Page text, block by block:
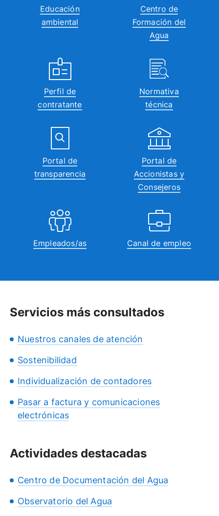
Educación
ambiental
Centro de
Formación del
Agua
Perfil de
contratante
Normativa
técnica
Portal de
transparencia
Portal de
Accionistas y
Consejeros
Empleados/as Canal de empleo
Servicios más consultados
Nuestros canales de atención
Sostenibilidad
Individualización de contadores
Pasar a factura y comunicaciones
electrónicas
Actividades destacadas
Centro de Documentación del Agua
Observatorio del Agua